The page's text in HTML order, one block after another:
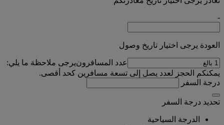
-
العودة يرجى اختيار تاريخ وصول
عدد المسافرونيرجى ملاحظة ما يلي:
يمكنكم الحجز لعدد يصل إلى تسعة مسافرين كحد أقصى.
درجة السفر
تحديد درجة السفر
الدرجة السياحية